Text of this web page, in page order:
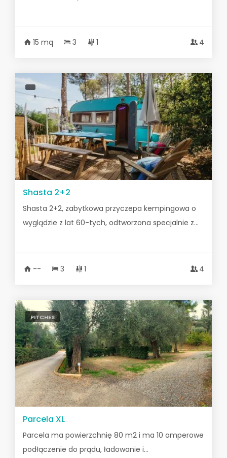
15 mq 3 1 4
Shasta 2+2
Shasta 2+2, zabytkowa przyczepa kempingowa o
wyglądzie z lat 60-tych, odtworzona specjalnie z...
-- 3 1 4
PITCHES
Parcela XL
Parcela ma powierzchnię 80 m2 i ma 10 amperowe
podłączenie do prądu, ładowanie i...